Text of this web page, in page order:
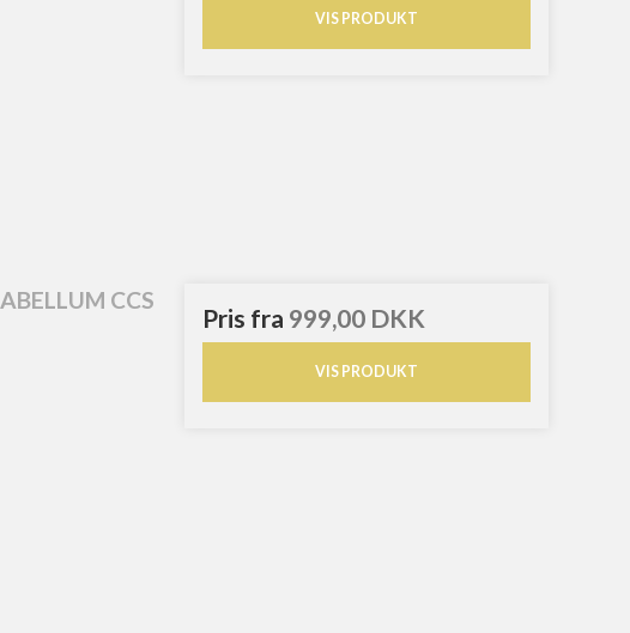
VIS PRODUKT
CCS
Pris fra 999,00 DKK
VIS PRODUKT